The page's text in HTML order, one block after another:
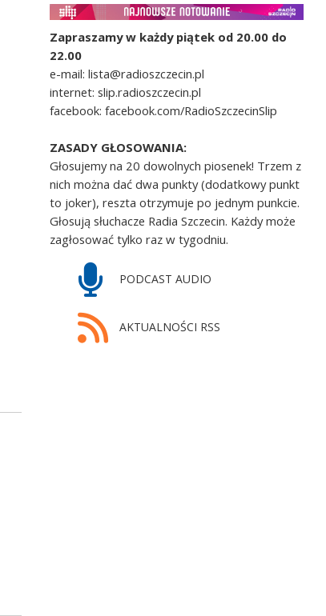
Zapraszamy w każdy piątek od 20.00 do
22.00
e-mail: lista@radioszczecin.pl
internet: slip.radioszczecin.pl
facebook: facebook.com/RadioSzczecinSlip
ZASADY GŁOSOWANIA:
Głosujemy na 20 dowolnych piosenek! Trzem z
nich można dać dwa punkty (dodatkowy punkt
to joker), reszta otrzymuje po jednym punkcie.
Głosują słuchacze Radia Szczecin. Każdy może
zagłosować tylko raz w tygodniu.
PODCAST AUDIO
AKTUALNOŚCI RSS